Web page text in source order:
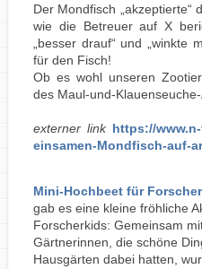
Der Mondfisch „akzeptierte“
wie die Betreuer auf X
„besser drauf“ und „winkte
für den Fisch!
Ob es wohl unseren
des Maul-und-
externer link https://
einsamen-Mondfisch-auf-
Mini-Hochbeet für
gab es eine kleine fröhliche
Forscherkids: Gemeinsam
Gärtnerinnen, die schöne
Hausgärten dabei hatten,